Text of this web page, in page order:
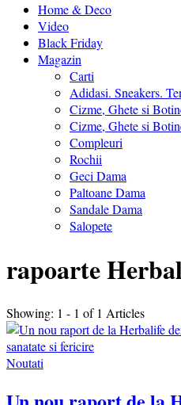
Home & Deco
Video
Black Friday
Magazin
Carti
Adidasi. Sneakers.
Cizme, Ghete si
Cizme, Ghete si
Compleuri
Rochii
Geci Dama
Paltoane Dama
Sandale Dama
Salopete
rapoarte
Showing: 1 - 1 of 1 Articles
Noutati